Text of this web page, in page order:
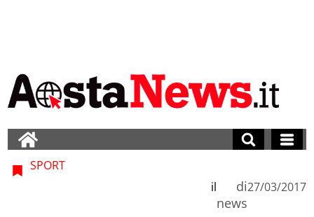
SPORT
di
news
il 27/03/2017